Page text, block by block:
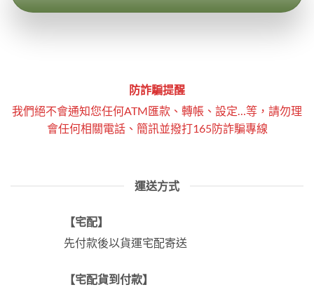
防詐騙提醒
我們絕不會通知您任何ATM匯款、轉帳、設定…等，請勿理
會任何相關電話、簡訊並撥打165防詐騙專線
運送方式
【宅配】
先付款後以貨運宅配寄送
【宅配貨到付款】